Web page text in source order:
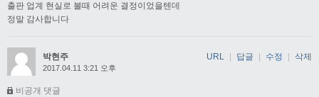
출판 업계 현실로 볼때 어려운 결정이었을텐데
정말 감사합니다
박현주
2017.04.11 3:21 오후
비공개 댓글
URL | 답글 | 수정 | 삭제